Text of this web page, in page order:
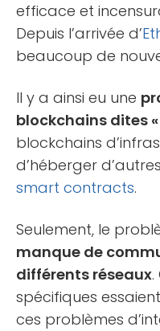
efficace et
Depuis l’arrivée d’
beaucoup de
Il y a ainsi eu une
blockchains dites «
blockchains
d’héberger
smart contracts.
Seulement, le
manque de
différents réseaux
spécifiques
ces problèmes